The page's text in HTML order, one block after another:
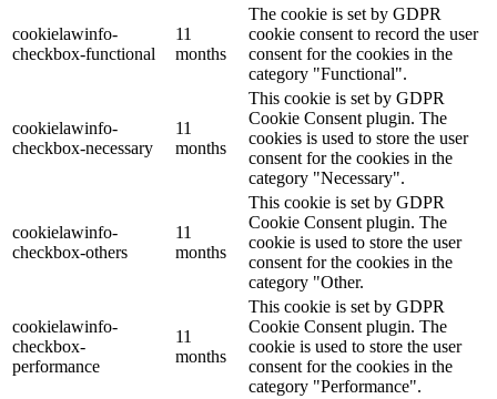
cookielawinfo-
checkbox-functional
11
months
The cookie is set by GDPR
cookie consent to record the user
consent for the cookies in the
category "Functional".
cookielawinfo-
checkbox-necessary
11
months
This cookie is set by GDPR
Cookie Consent plugin. The
cookies is used to store the user
consent for the cookies in the
category "Necessary".
cookielawinfo-
checkbox-others
11
months
This cookie is set by GDPR
Cookie Consent plugin. The
cookie is used to store the user
consent for the cookies in the
category "Other.
cookielawinfo-
checkbox-
performance
11
months
This cookie is set by GDPR
Cookie Consent plugin. The
cookie is used to store the user
consent for the cookies in the
category "Performance".